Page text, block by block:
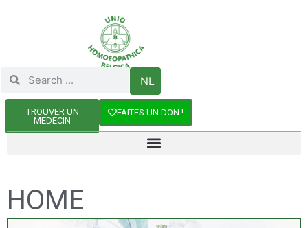
NL
TROUVER UN
MEDECIN
FAITES UN DON !
HOME